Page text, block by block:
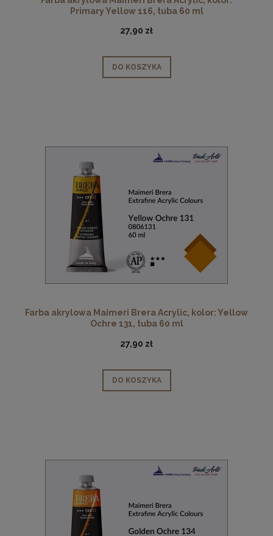
Primary Yellow 116, tuba 60 ml
27,90 zł
DO KOSZYKA
Farba akrylowa Maimeri Brera Acrylic, kolor: Yellow
Ochre 131, tuba 60 ml
27,90 zł
DO KOSZYKA